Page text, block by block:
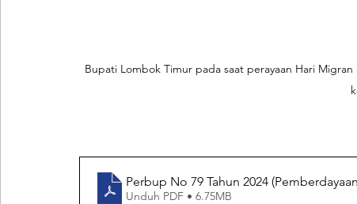
Bupati Lombok Timur pada saat perayaan Hari
Perbup No 79 Tahun 2024
Unduh PDF • 6.75MB